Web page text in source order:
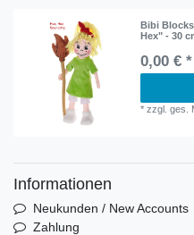
Bibi
Hex" - 30
0,00 € *
*zzgl. ges.
Informationen
Neukunden / New Accounts
Zahlung